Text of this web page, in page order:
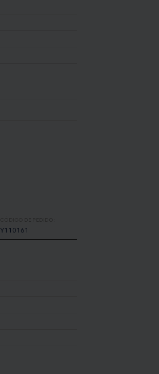
Y110161